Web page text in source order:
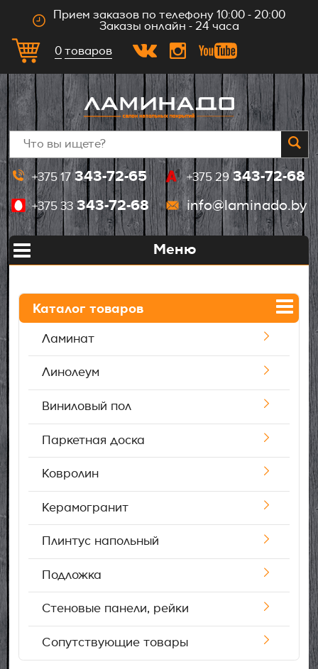
Прием заказов по телефону 10:00 - 20:00
Заказы онлайн - 24 часа
0 товаров
+375 17 343-72-65 +375 29 343-72-68
+375 33 343-72-68 info@laminado.by
Меню
Главная
О компании
Оплата
Доставка
Контакты
Каталог товаров
Ламинат
Линолеум
Виниловый пол
Паркетная доска
Ковролин
Керамогранит
Плинтус напольный
Подложка
Стеновые панели, рейки
Сопутствующие товары